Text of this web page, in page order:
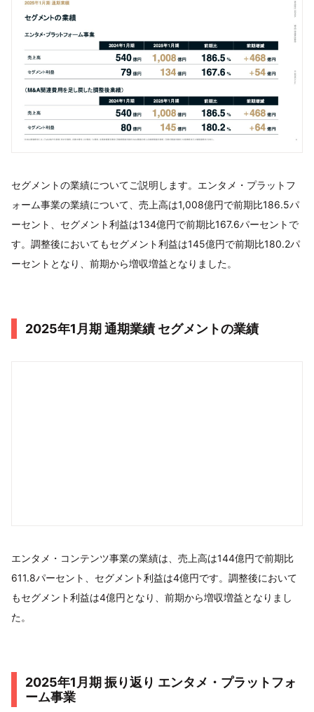
セグメントの業績についてご説明します。エンタメ・プラットフ
ォーム事業の業績について、売上高は1,008億円で前期比186.5パ
ーセント、セグメント利益は134億円で前期比167.6パーセントで
す。調整後においてもセグメント利益は145億円で前期比180.2パ
ーセントとなり、前期から増収増益となりました。
2025年1月期 通期業績 セグメントの業績
エンタメ・コンテンツ事業の業績は、売上高は144億円で前期比
611.8パーセント、セグメント利益は4億円です。調整後において
もセグメント利益は4億円となり、前期から増収増益となりまし
た。
2025年1月期 振り返り エンタメ・プラットフォ
ーム事業